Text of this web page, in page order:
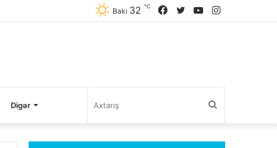
YouTube
Twitter
Facebook
Bakı 32 ℃
Digər